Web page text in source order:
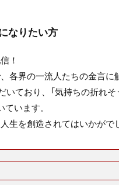
なりたい方
！
各界の一流人たちの金言
ており、「気持ちの折れ
います。
生を創造されてはいかがで